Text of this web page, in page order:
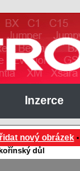
Inzerce
nový obrázek•
důl